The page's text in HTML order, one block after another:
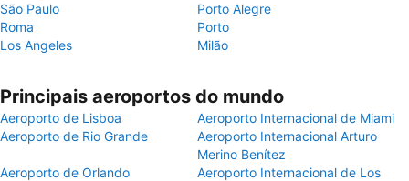
São Paulo
Porto Alegre
Roma
Porto
Los Angeles
Milão
Principais aeroportos do mundo
Aeroporto de Lisboa
Aeroporto Internacional de Miami
Aeroporto de Rio Grande
Aeroporto Internacional Arturo
Merino Benítez
Aeroporto de Orlando
Aeroporto Internacional de Los